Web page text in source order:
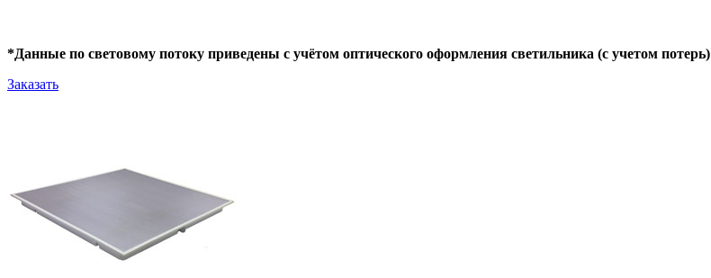
*Данные по световому потоку приведены с учётом оптического оформления светильника (с учетом потерь)
Заказать